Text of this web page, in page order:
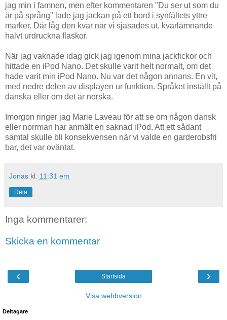
jag min i famnen, men efter kommentaren "Du ser ut som du
är på språng" lade jag jackan på ett bord i synfältets yttre
marker. Där låg den kvar när vi sjasades ut, kvarlämnande
halvt urdruckna flaskor.
När jag vaknade idag gick jag igenom mina jackfickor och
hittade en iPod Nano. Det skulle varit helt normalt, om det
hade varit min iPod Nano. Nu var det någon annans. En vit,
med nedre delen av displayen ur funktion. Språket inställt på
danska eller om det är norska.
Imorgon ringer jag Marie Laveau för att se om någon dansk
eller norrman har anmält en saknad iPod. Att ett sådant
samtal skulle bli konsekvensen när vi valde en garderobsfri
bar, det var oväntat.
Jonas kl. 11:31 em
Dela
Inga kommentarer:
Skicka en kommentar
‹ ›
Startsida
Visa webbversion
Deltagare